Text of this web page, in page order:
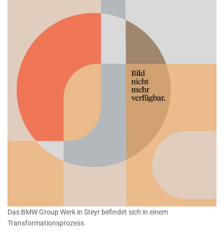
Das BMW Group Werk in Steyr befindet sich in einem
Transformationsprozess.